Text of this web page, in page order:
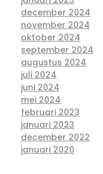
december 2024
november 2024
oktober 2024
september 2024
augustus 2024
juli 2024
juni 2024
mei 2024
februari 2023
januari 2023
december 2022
januari 2020